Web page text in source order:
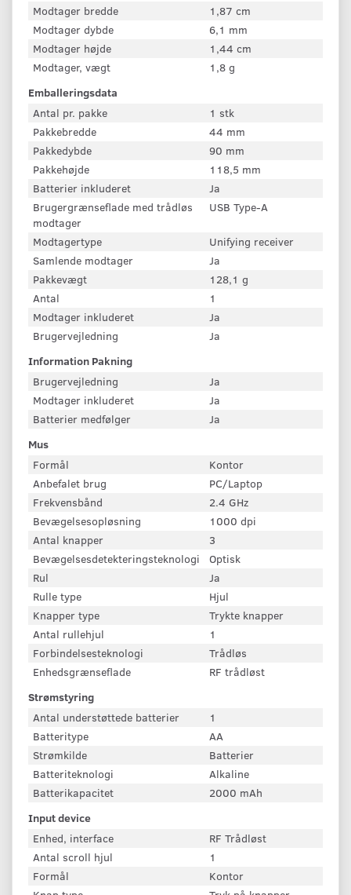
Modtager bredde
1,87 cm
Modtager dybde
6,1 mm
Modtager højde
1,44 cm
Modtager, vægt
1,8 g
Emballeringsdata
Antal pr. pakke
1 stk
Pakkebredde
44 mm
Pakkedybde
90 mm
Pakkehøjde
118,5 mm
Batterier inkluderet
Ja
Brugergrænseflade med trådløs
modtager
USB Type-A
Modtagertype
Unifying receiver
Samlende modtager
Ja
Pakkevægt
128,1 g
Antal
1
Modtager inkluderet
Ja
Brugervejledning
Ja
Information Pakning
Brugervejledning
Ja
Modtager inkluderet
Ja
Batterier medfølger
Ja
Mus
Formål
Kontor
Anbefalet brug
PC/Laptop
Frekvensbånd
2.4 GHz
Bevægelsesopløsning
1000 dpi
Antal knapper
3
Bevægelsesdetekteringsteknologi
Optisk
Rul
Ja
Rulle type
Hjul
Knapper type
Trykte knapper
Antal rullehjul
1
Forbindelsesteknologi
Trådløs
Enhedsgrænseflade
RF trådløst
Strømstyring
Antal understøttede batterier
1
Batteritype
AA
Strømkilde
Batterier
Batteriteknologi
Alkaline
Batterikapacitet
2000 mAh
Input device
Enhed, interface
RF Trådløst
Antal scroll hjul
1
Formål
Kontor